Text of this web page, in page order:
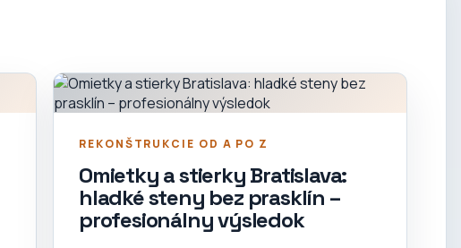
REKONŠTRUKCIE OD A PO Z
Omietky a stierky Bratislava:
hladké steny bez prasklín –
profesionálny výsledok